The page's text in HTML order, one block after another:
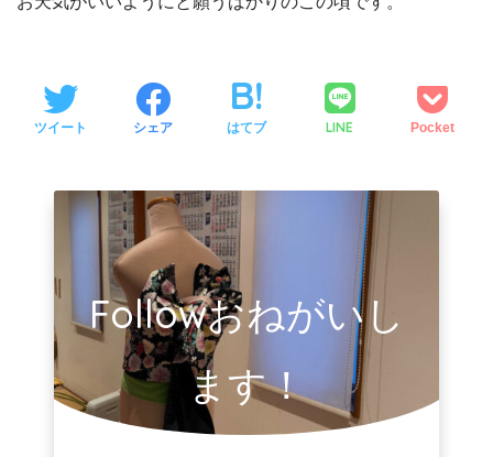
ツイート シェア はてブ LINE Pocket
Followおねがいし
ます！